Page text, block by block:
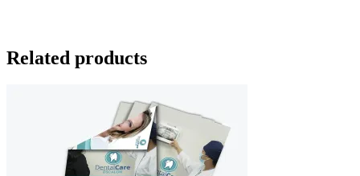
Related products